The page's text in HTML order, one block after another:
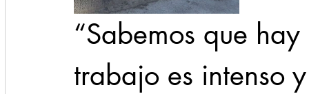
“Sabemos que
trabajo es intenso